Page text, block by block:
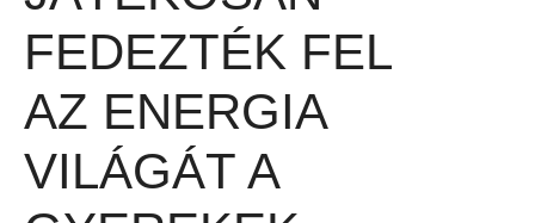
FEDEZTÉK FEL
AZ ENERGIA
VILÁGÁT A